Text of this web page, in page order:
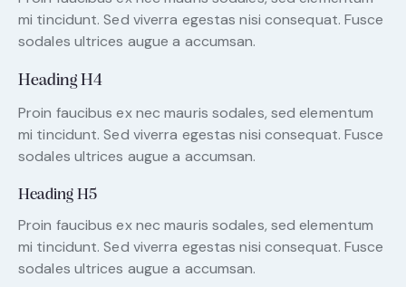
mi tincidunt. Sed viverra egestas nisi consequat. Fusce
sodales ultrices augue a accumsan.
Heading H4
Proin faucibus ex nec mauris sodales, sed elementum
mi tincidunt. Sed viverra egestas nisi consequat. Fusce
sodales ultrices augue a accumsan.
Heading H5
Proin faucibus ex nec mauris sodales, sed elementum
mi tincidunt. Sed viverra egestas nisi consequat. Fusce
sodales ultrices augue a accumsan.